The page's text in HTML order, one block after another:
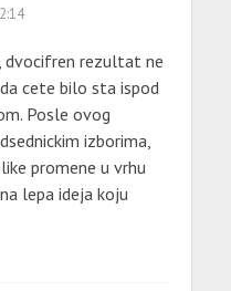
dvocifren rezultat ne
cete bilo sta ispod
Posle ovog
izborima,
promene u vrhu
lepa ideja koju